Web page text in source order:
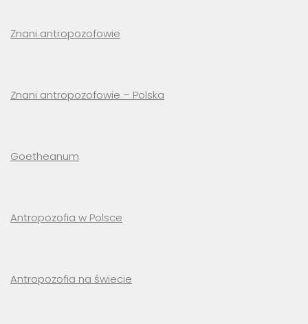
Znani antropozofowie
Znani antropozofowie – Polska
Goetheanum
Antropozofia w Polsce
Antropozofia na świecie